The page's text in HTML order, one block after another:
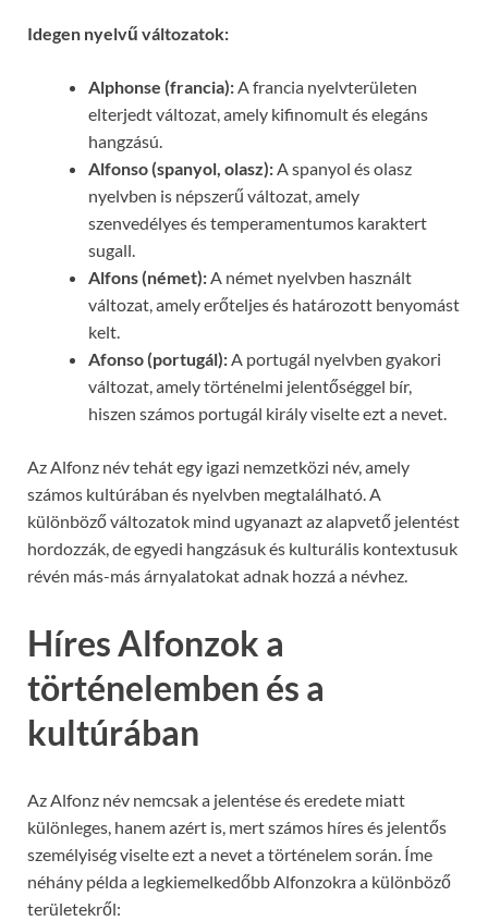
Idegen nyelvű változatok:
Alphonse (francia):A francia nyelvterületen
elterjedt változat, amely kifinomult és elegáns
hangzású.
Alfonso (spanyol, olasz):A spanyol és olasz
nyelvben is népszerű változat, amely
szenvedélyes és temperamentumos karaktert
sugall.
Alfons (német):A német nyelvben használt
változat, amely erőteljes és határozott benyomást
kelt.
Afonso (portugál):A portugál nyelvben gyakori
változat, amely történelmi jelentőséggel bír,
hiszen számos portugál király viselte ezt a nevet.
Az Alfonz név tehát egy igazi nemzetközi név, amely
számos kultúrában és nyelvben megtalálható. A
különböző változatok mind ugyanazt az alapvető jelentést
hordozzák, de egyedi hangzásuk és kulturális kontextusuk
révén más-más árnyalatokat adnak hozzá a névhez.
Híres Alfonzok a
történelemben és a
kultúrában
Az Alfonz név nemcsak a jelentése és eredete miatt
különleges, hanem azért is, mert számos híres és jelentős
személyiség viselte ezt a nevet a történelem során. Íme
néhány példa a legkiemelkedőbb Alfonzokra a különböző
területekről: